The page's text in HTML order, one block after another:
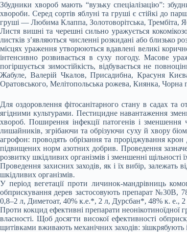
Збудники хвороб мають “вузьку спеціалізацію”:
хвороби. Серед сортів яблуні та груші є стійкі до
груші — Любима Клаппа, Золотоворітська, Трембіта,
Листя вишні та черешні сильно уражується
листків з’являються численні розкидані або
місцях ураження утворюються вдавлені великі
інтенсивно розвивається в суху погоду. Масове
погіршується зимостійкість, відбувається не
Жабуле, Валерій Чкалов, Присадибна, Красуня
Оратовського, Мелітопольська рожева, Киянка,
Для оздоровлення фітосанітарного стану в садах та
ягідними культурами. Пестицидне навантаження
хвороб. Поширення інфекції патогенів і зменшення
лишайників, згрібаючи та обрізуючи суху й хвору
агрофон: проводять обрізання та проріджування
підвищених норм азотних добрив. Проведення
розвитку шкідливих організмів і зменшенні щільності
Проведення захисних заходів, як і їх вибір,
шкідливих організмів.
У період вегетації проти личинок-мандрівниць
обприскування дерев застосовують препарат №30В,
0,8–2 л, Диметоат, 40% к.е.*, 2 л, Дурсбан*, 48% к. е.,
Проти кокцид ефективні препарати неонікотиноїдної
власності. Щоб досягти високої ефективності
щитівками вживають механічних заходів: зішкрябують